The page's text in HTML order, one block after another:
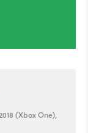
(Xbox One),